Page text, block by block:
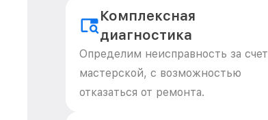
Комплексная
диагностика
Определим неисправность за счет
мастерской, с возможностью
отказаться от ремонта.